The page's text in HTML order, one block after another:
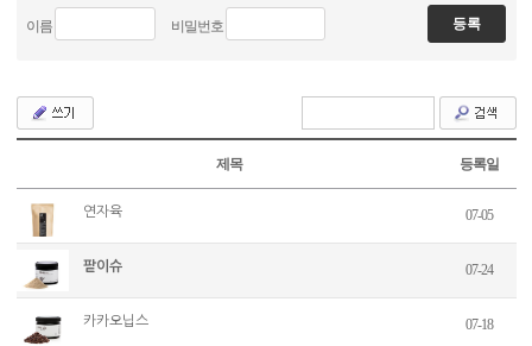
이름 비밀번호
제목 등록일
연자육 07-05
팥이슈 07-24
카카오닙스 07-18